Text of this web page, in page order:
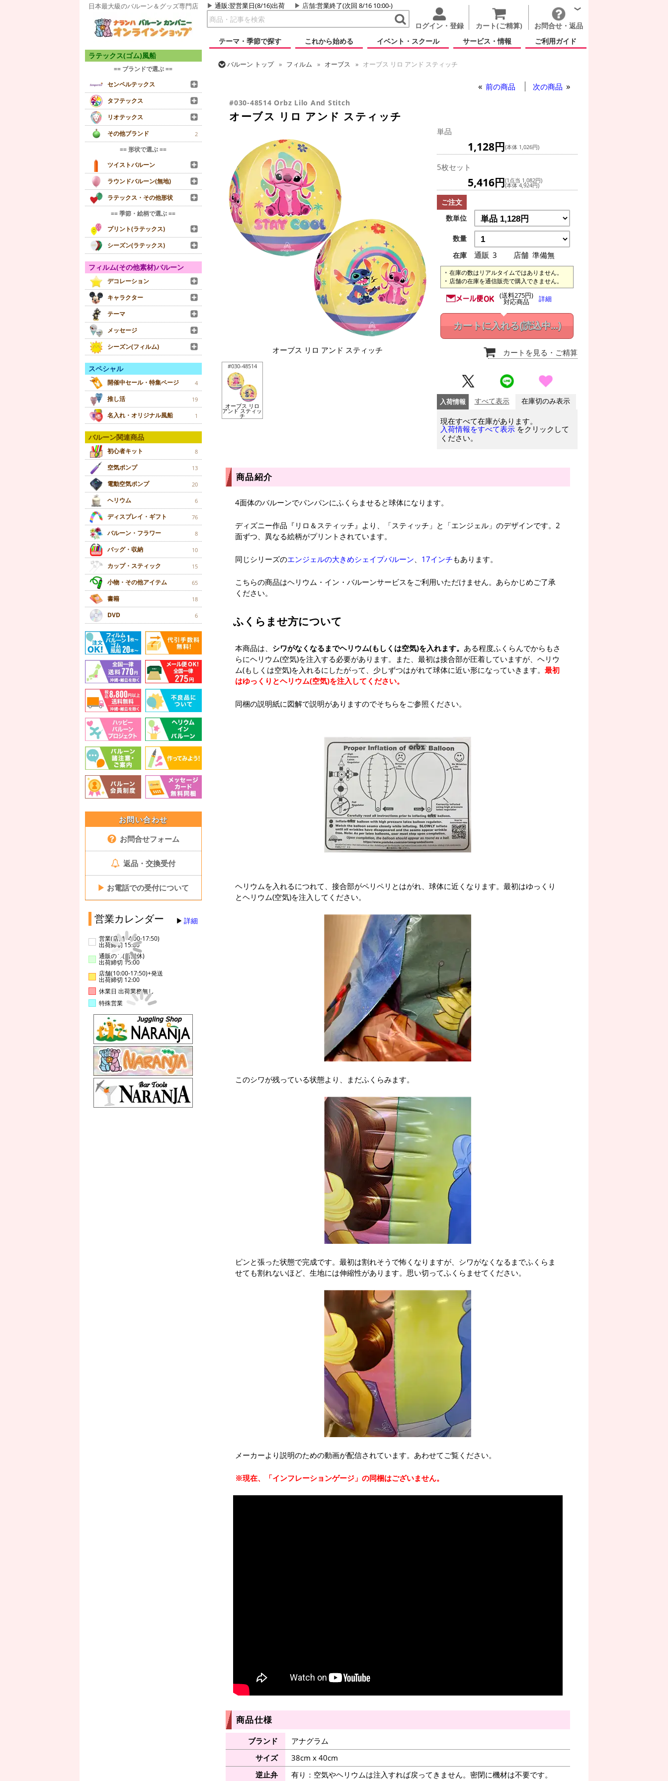
日本最大級のバルーン＆グッズ専門店 通販:翌営業日(8/16)出荷 店舗:営業終了(次回 8/16 10:00-)
ログイン・登録 カート(ご精算)
お問合せ・返品
テーマ・季節で探す
これから始める イベント・スクール サービス・情報 ご利用ガイド
ラテックス(ゴム)風船
== ブランドで選ぶ ==
センペルテックス
タフテックス
リオテックス
その他ブランド
2
== 形状で選ぶ ==
ツイストバルーン
ラウンドバルーン(無地)
ラテックス・その他形状
== 季節・絵柄で選ぶ ==
プリント(ラテックス)
シーズン(ラテックス)
フィルム(その他素材)バルーン
デコレーション
キャラクター
テーマ
メッセージ
シーズン(フィルム)
スペシャル
開催中セール・特集ページ 4
推し活 19
名入れ・オリジナル風船 1
バルーン関連商品
初心者キット 8
空気ポンプ 13
電動空気ポンプ 20
ヘリウム 6
ディスプレイ・ギフト 76
バルーン・フラワー 8
バッグ・収納 10
カップ・スティック 15
小物・その他アイテム 65
書籍 18
DVD 6
お問い合わせ
お問合せフォーム
返品・交換受付
▶ お電話での受付について
営業カレンダー 詳細
営業(店舗14:00-17:50)
出荷締切 15:00
通販のみ(店舗休)
出荷締切 15:00
店舗(10:00-17:50)+発送
出荷締切 12:00
休業日 出荷業務無し
特殊営業
バルーン トップ フィルム オーブス
オーブス リロ アンド スティッチ
前の商品 次の商品
#030-48514 Orbz Lilo And Stitch
オーブス リロ アンド スティッチ
オーブス リロ アンド スティッチ
#030-48514
オーブス リロ
アンド スティッ
チ
単品
1,128円(本体 1,026円)
5枚セット
5,416円(1点当 1,082円)
(本体 4,924円)
ご注文
数単位
数量
在庫
通販 3 店舗 準備無
在庫の数はリアルタイムではありません。
店舗の在庫を通信販売で購入できません。
(送料275円)
対応商品 詳細
カートに入れる(読込中...)
カートを見る ・ご精算
入荷情報 すべて表示 在庫切のみ表示
現在すべて在庫があります。
入荷情報をすべて表示 をクリックして
ください。
商品紹介
4面体のバルーンでパンパンにふくらませると球体になります。
ディズニー作品『リロ＆スティッチ』より、「スティッチ」と「エンジェル」のデザインです。2
面ずつ、異なる絵柄がプリントされています。
同じシリーズのエンジェルの大きめシェイプバルーン 17インチもあります。
こちらの商品はヘリウム・イン・バルーンサービスをご利用いただけません。あらかじめご了承
ください。
ふくらませ方について
本商品は、 シワがなくなるまでヘリウム(もしくは空気)を入れます。 ある程度ふくらんでからもさ
らにヘリウム(空気)を注入する必要があります。また、最初は接合部が圧着していますが、ヘリウ
ム(もしくは空気)を入れるにしたがって、少しずつはがれて球体に近い形になっていきます。 最初
はゆっくりとヘリウム(空気)を注入してください。
同梱の説明紙に図解で説明がありますのでそちらをご参照ください。
ヘリウムを入れるにつれて、接合部がペリペリとはがれ、球体に近くなります。最初はゆっくり
とヘリウム(空気)を注入してください。
このシワが残っている状態より、まだふくらみます。
ピンと張った状態で完成です。最初は割れそうで怖くなりますが、シワがなくなるまでふくらま
せても割れないほど、生地には伸縮性があります。思い切ってふくらませてください。
メーカーより説明のための動画が配信されています。あわせてご覧ください。
※現在、「インフレーションゲージ」の同梱はございません。
商品仕様
ブランド
アナグラム
サイズ
38cm x 40cm
逆止弁
有り：空気やヘリウムは注入すれば戻ってきません。密閉に機材は不要です。